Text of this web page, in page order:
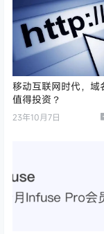
移动互联网时代，域
值得投资？
23年10月7日